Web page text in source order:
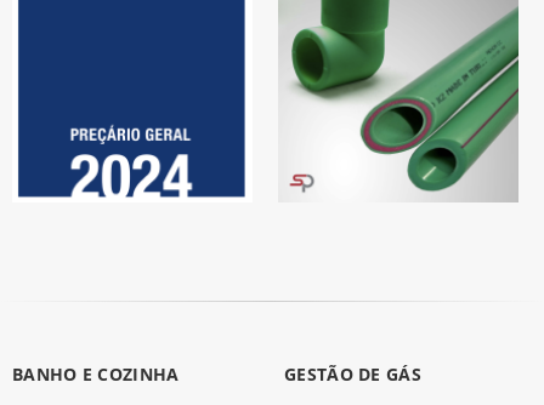
BANHO E COZINHA GESTÃO DE GÁS